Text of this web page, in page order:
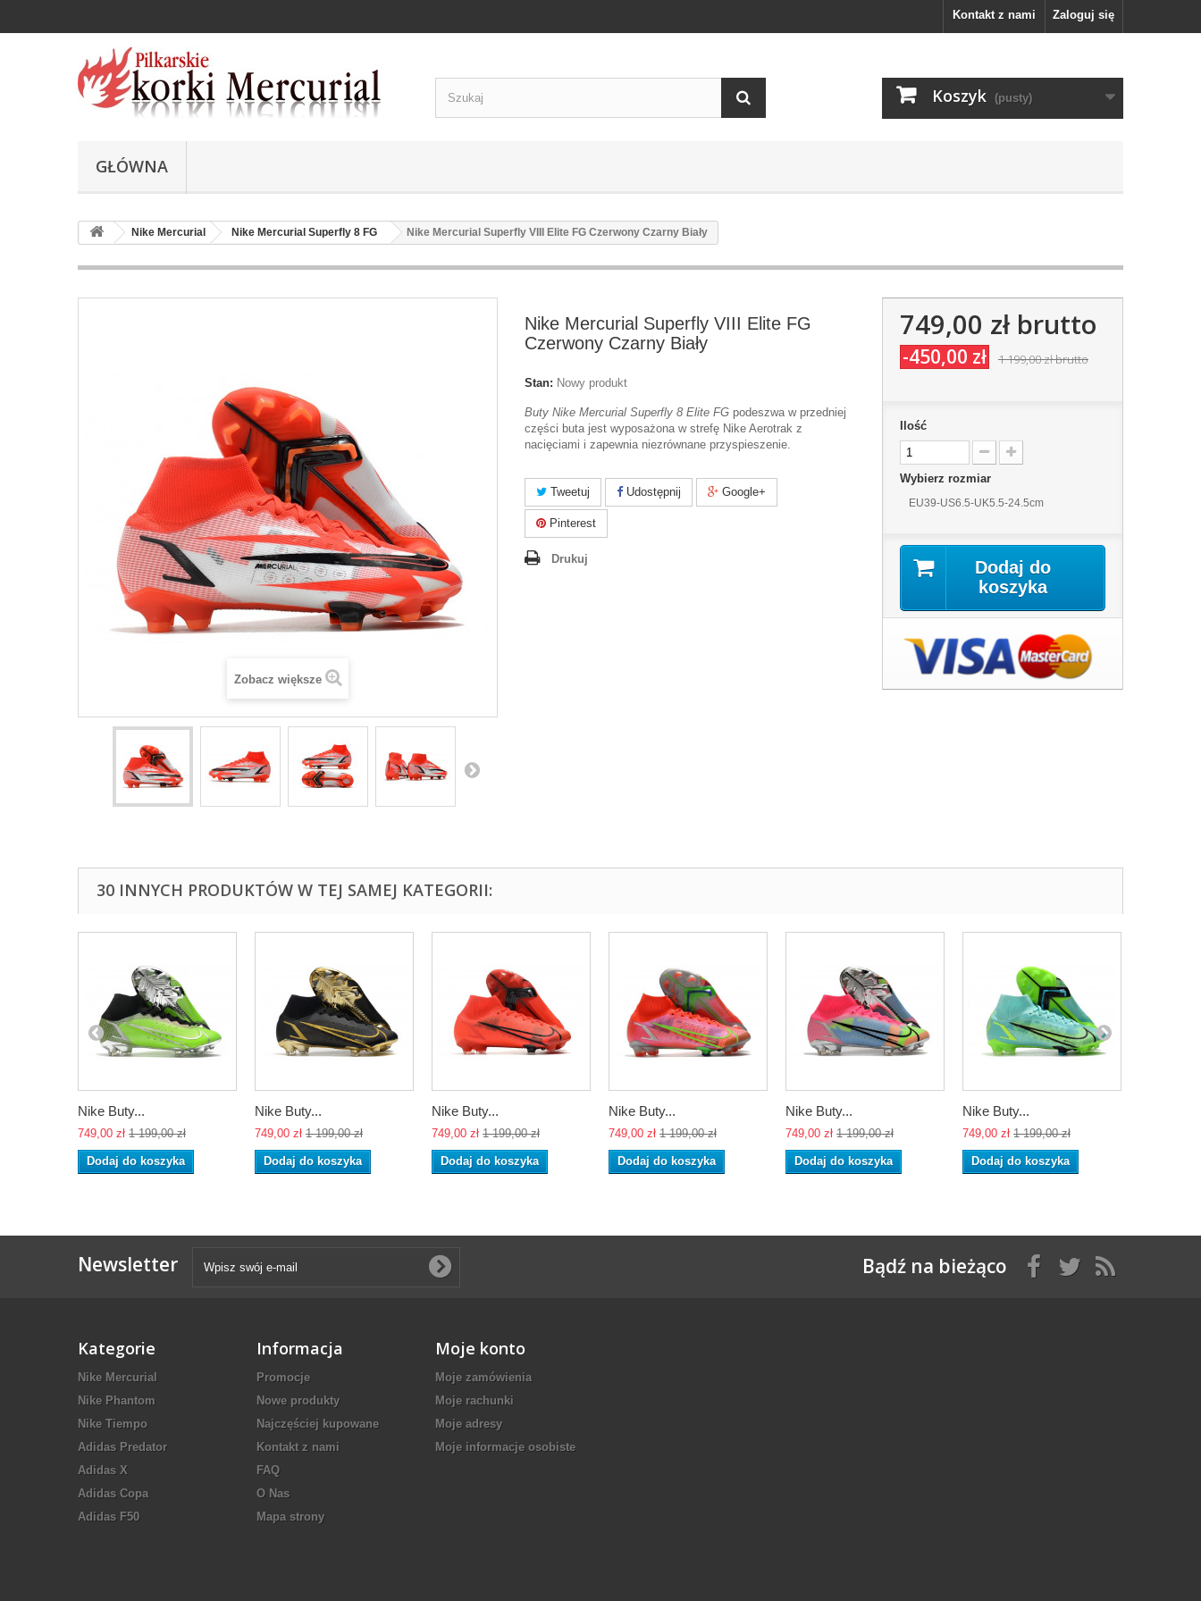
Zaloguj się
Kontakt z nami
Koszyk (pusty)
GŁÓWNA
Nike Mercurial Nike Mercurial Superfly 8 FG Nike Mercurial Superfly VIII Elite FG Czerwony Czarny Biały
Zobacz większe
Nike Mercurial Superfly VIII Elite FG
Czerwony Czarny Biały
Stan: Nowy produkt
Buty Nike Mercurial Superfly 8 Elite FG podeszwa w przedniej
części buta jest wyposażona w strefę Nike Aerotrak z
nacięciami i zapewnia niezrównane przyspieszenie.
Tweetuj Udostępnij Google+
Pinterest
Drukuj
749,00 złbrutto
-450,00 zł 1 199,00 złbrutto
Ilość
Wybierz rozmiar
EU39-US6.5-UK5.5-24.5cm
Dodaj do
koszyka
30 INNYCH PRODUKTÓW W TEJ SAMEJ KATEGORII:
Nike Buty...
749,00 zł 1 199,00 zł
Dodaj do koszyka
Nike Buty...
749,00 zł 1 199,00 zł
Dodaj do koszyka
Nike Buty...
749,00 zł 1 199,00 zł
Dodaj do koszyka
Nike Buty...
749,00 zł 1 199,00 zł
Dodaj do koszyka
Nike Buty...
749,00 zł 1 199,00 zł
Dodaj do koszyka
Nike Buty...
749,00 zł 1 199,00 zł
Dodaj do koszyka
Newsletter Bądź na bieżąco
Kategorie
Nike Mercurial
Nike Phantom
Nike Tiempo
Adidas Predator
Adidas X
Adidas Copa
Adidas F50
Informacja
Promocje
Nowe produkty
Najczęściej kupowane
Kontakt z nami
FAQ
O Nas
Mapa strony
Moje konto
Moje zamówienia
Moje rachunki
Moje adresy
Moje informacje osobiste